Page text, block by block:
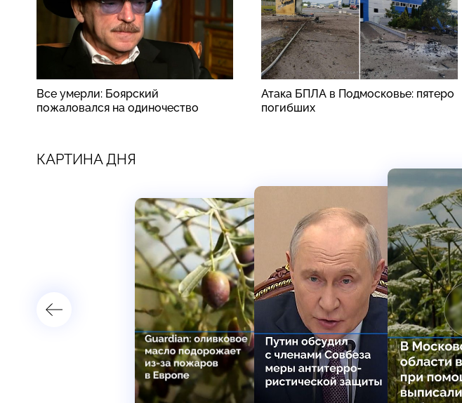
Все умерли: Боярский
пожаловался на одиночество
Атака БПЛА в Подмосковье: пятеро
погибших
КАРТИНА ДНЯ